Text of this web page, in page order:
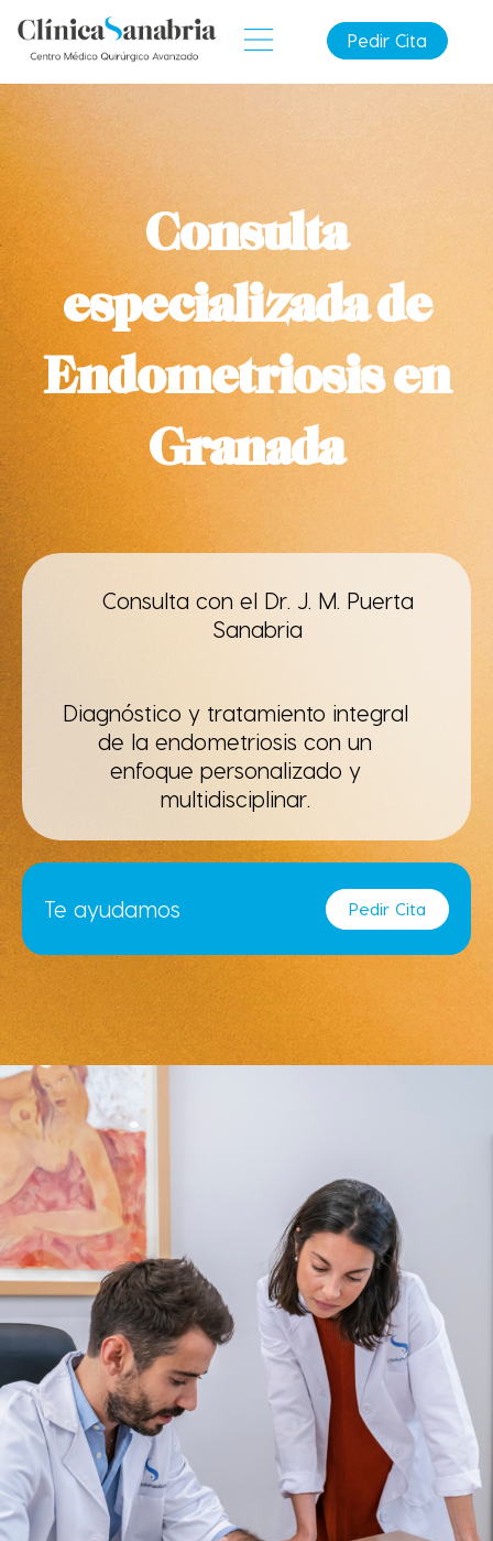
Pedir Cita
Consulta
especializada de
Endometriosis en
Granada
Consulta con el Dr. J. M. Puerta
Sanabria
Diagnóstico y tratamiento integral
de la endometriosis con un
enfoque personalizado y
multidisciplinar.
Te ayudamos Pedir Cita